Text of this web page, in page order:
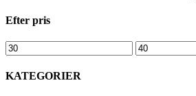
Efter pris
Mindste
pris
Højeste
pris
KATEGORIER